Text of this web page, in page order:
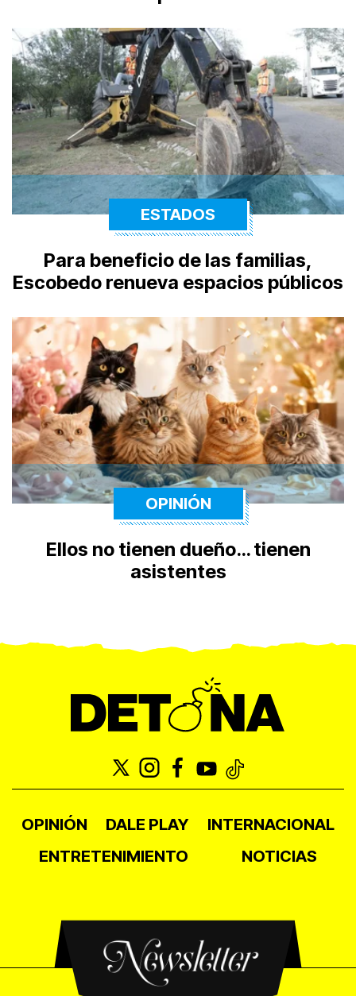
ESTADOS
Para beneficio de las familias,
Escobedo renueva espacios públicos
OPINIÓN
Ellos no tienen dueño… tienen
asistentes
OPINIÓN DALE PLAY
INTERNACIONAL
ENTRETENIMIENTO
NOTICIAS
Newsletter